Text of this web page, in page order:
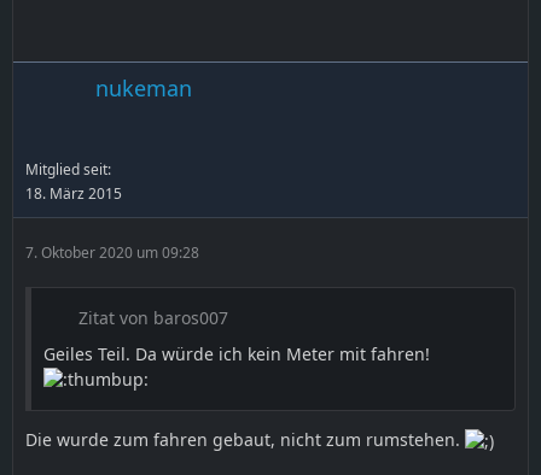
nukeman
Mitglied seit:
18. März 2015
7. Oktober 2020 um 09:28
Zitat von baros007
Geiles Teil. Da würde ich kein Meter mit fahren!
Die wurde zum fahren gebaut, nicht zum rumstehen.